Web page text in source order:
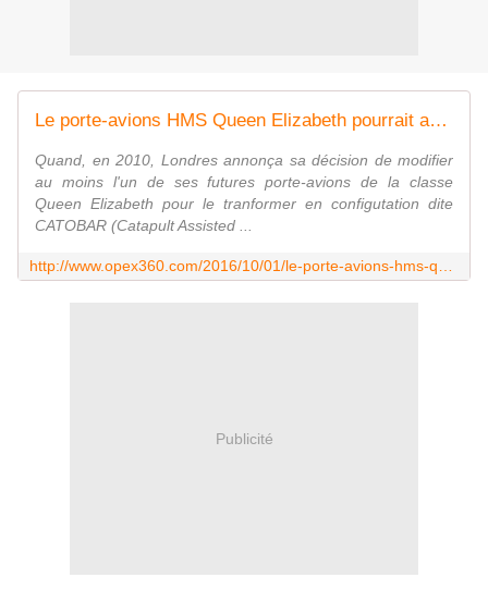
Le porte-avions HMS Queen Elizabeth pourrait accueillir des F-35B et des V-22 Osprey américains
Quand, en 2010, Londres annonça sa décision de modifier
au moins l'un de ses futures porte-avions de la classe
Queen Elizabeth pour le tranformer en configutation dite
CATOBAR (Catapult Assisted ...
Publicité